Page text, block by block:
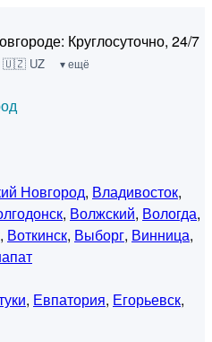
Круглосуточно, 24/7
🇺🇿 UZ ▾ ещё
Новгород, Владивосток,
, Волжский, Вологда,
, Воткинск, Выборг, Винница,
, Евпатория, Егорьевск,